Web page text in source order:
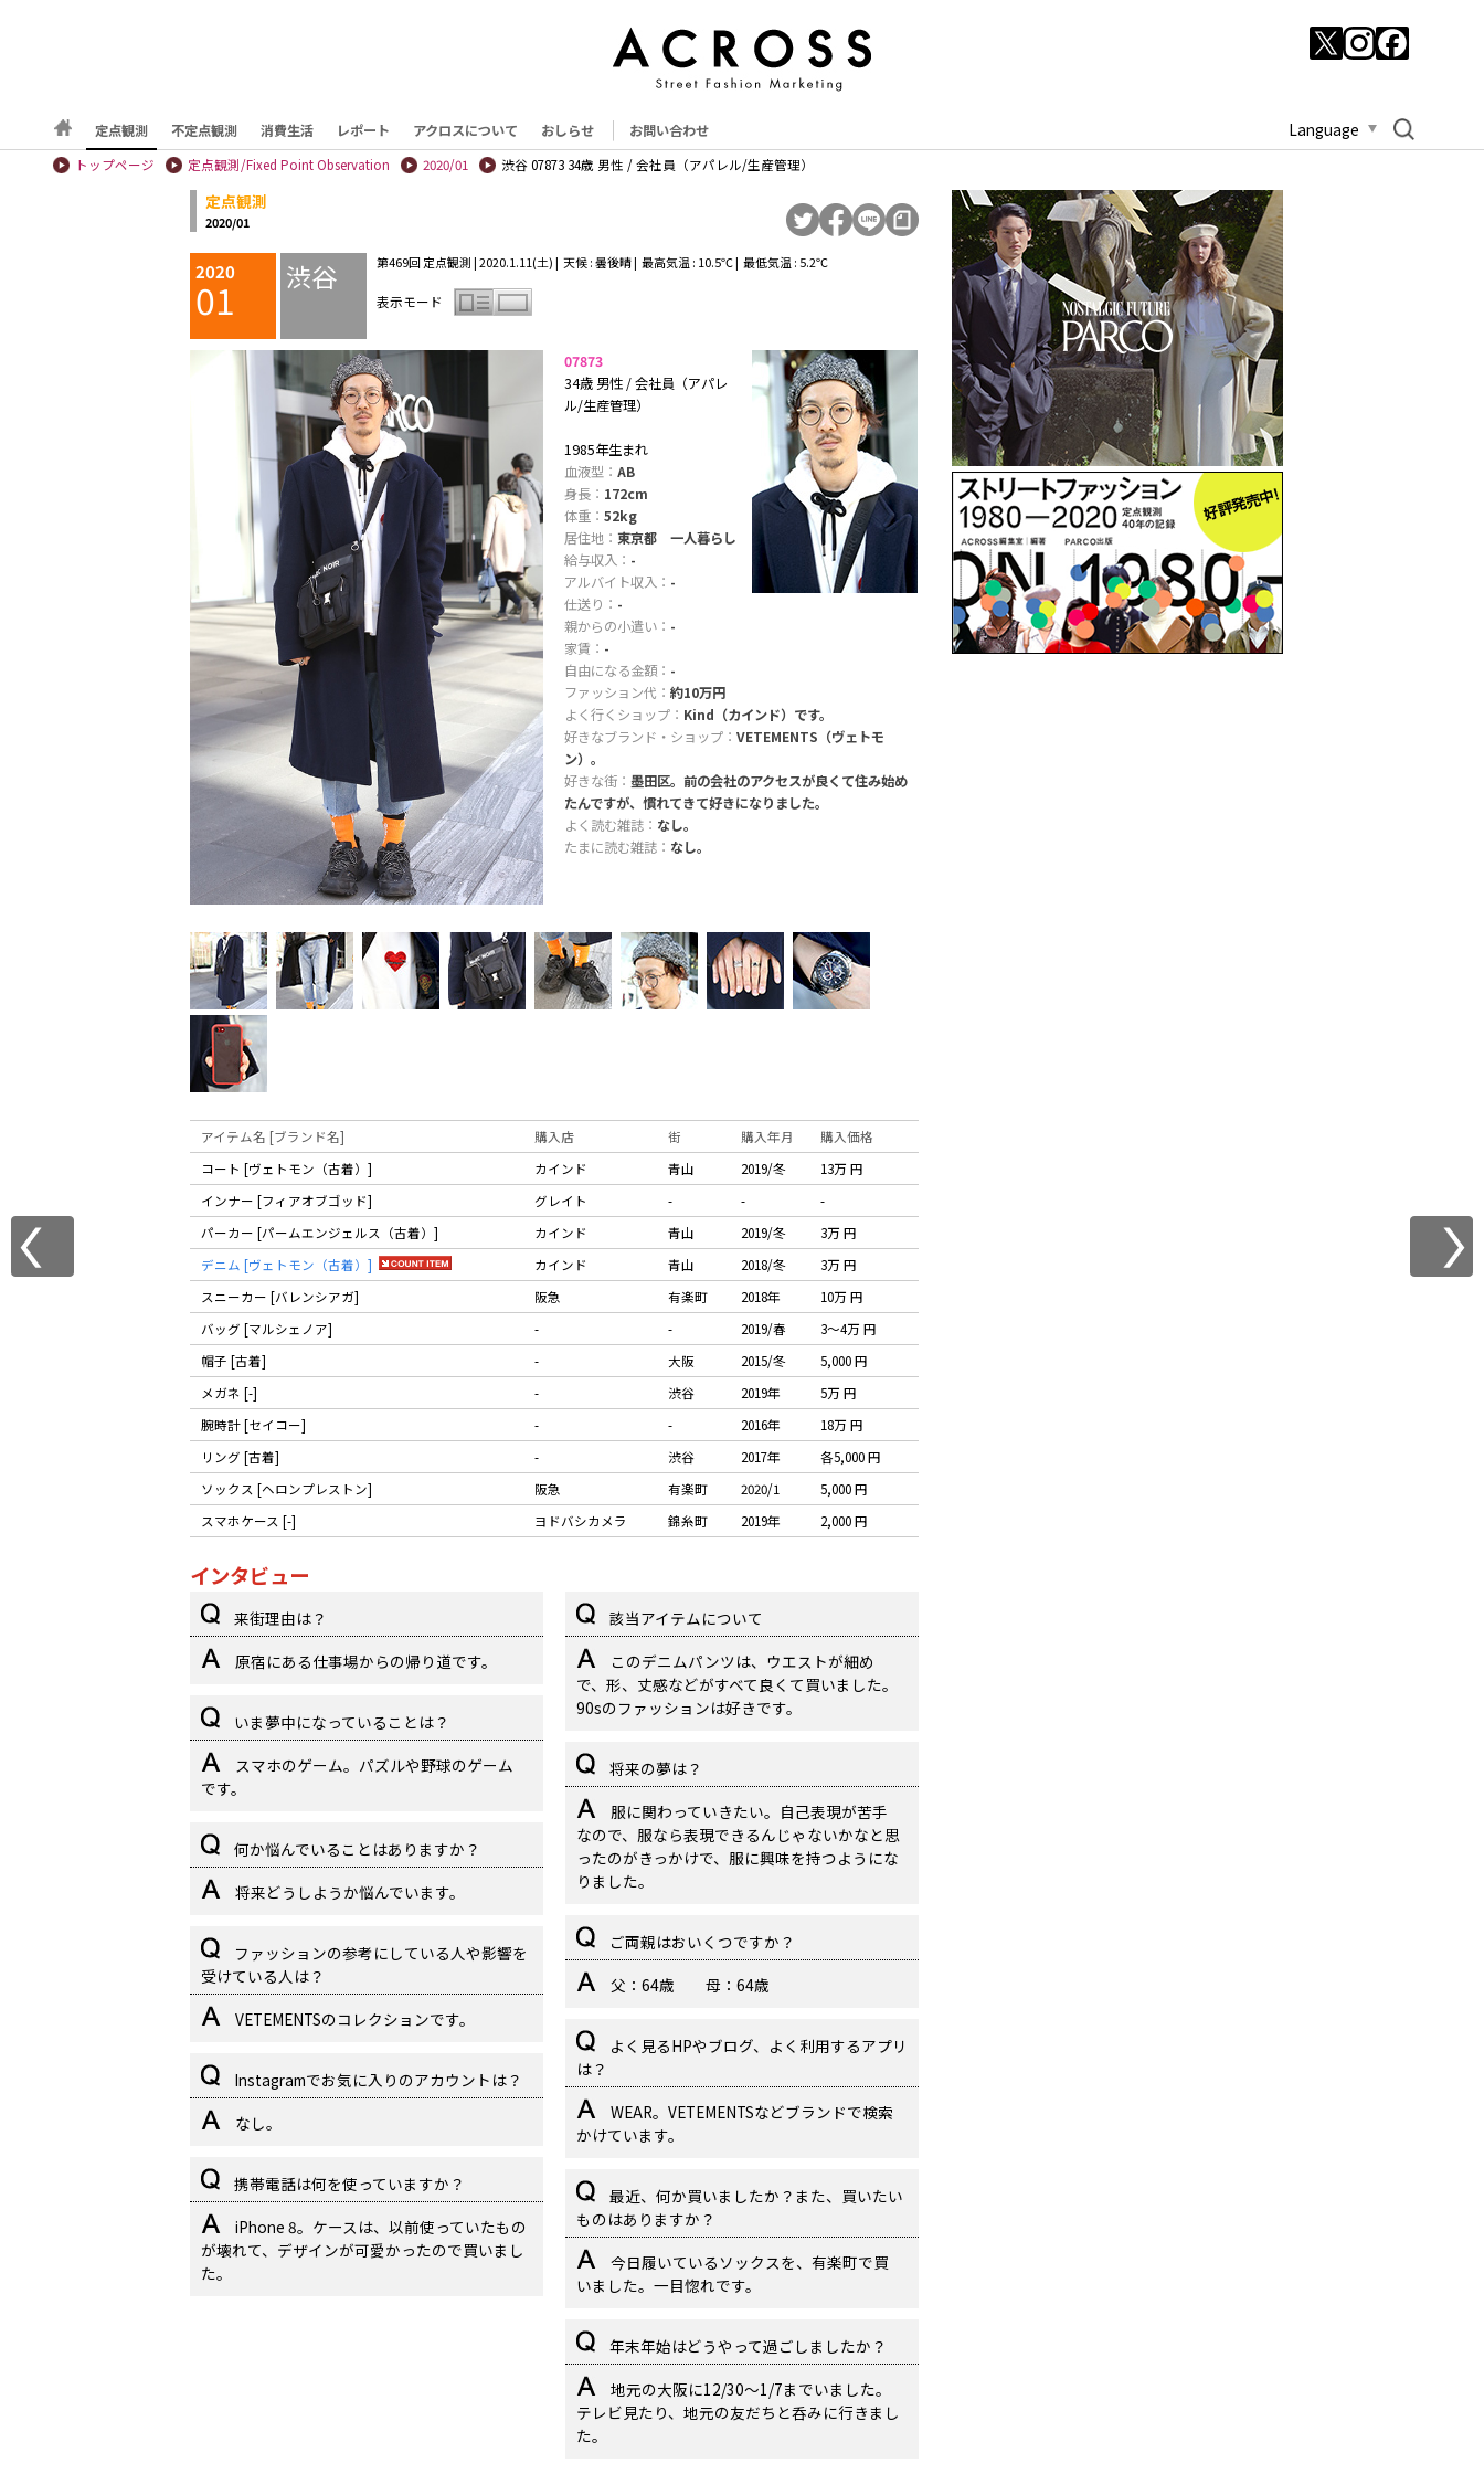
定点観測 不定点観測 消費生活 レポート アクロスについて おしらせ お問い合わせ Language
トップページ 定点観測/Fixed Point Observation 2020/01 渋谷 07873 34歳 男性 / 会社員（アパレル/生産管理）
定点観測
2020/01
2020
01 渋谷 第469回 定点観測 | 2020.1.11(土) | 天候 : 曇後晴 | 最高気温 : 10.5℃ | 最低気温 : 5.2℃
表示モード
07873
34歳 男性 / 会社員（アパレ
ル/生産管理）
1985年生まれ
血液型： AB
身長： 172cm
体重： 52kg
居住地： 東京都 一人暮らし
給与収入： -
アルバイト収入： -
仕送り： -
親からの小遣い： -
家賃： -
自由になる金額： -
ファッション代： 約10万円
よく行くショップ： Kind（カインド）です。
好きなブランド・ショップ： VETEMENTS（ヴェトモ
ン）。
好きな街： 墨田区。前の会社のアクセスが良くて住み始め
たんですが、慣れてきて好きになりました。
よく読む雑誌： なし。
たまに読む雑誌： なし。
アイテム名 [ブランド名] 購入店 街 購入年月
購入価格
コート [ヴェトモン（古着）]
カインド 青山 2019/冬
13万 円
インナー [フィアオブゴッド]
グレイト - -
-
パーカー [パームエンジェルス（古着）]
カインド 青山 2019/冬
3万 円
デニム [ヴェトモン（古着）]
カインド 青山 2018/冬
3万 円
スニーカー [バレンシアガ]
阪急 有楽町 2018年
10万 円
バッグ [マルシェノア]
- - 2019/春
3〜4万 円
帽子 [古着]
- 大阪 2015/冬
5,000 円
メガネ [-]
- 渋谷 2019年
5万 円
腕時計 [セイコー]
- - 2016年
18万 円
リング [古着]
- 渋谷 2017年
各5,000 円
ソックス [ヘロンプレストン]
阪急 有楽町 2020/1
5,000 円
スマホケース [-]
ヨドバシカメラ 錦糸町 2019年 2,000 円
インタビュー
来街理由は？
原宿にある仕事場からの帰り道です。
いま夢中になっていることは？
スマホのゲーム。パズルや野球のゲーム
です。
何か悩んでいることはありますか？
将来どうしようか悩んでいます。
ファッションの参考にしている人や影響を
受けている人は？
VETEMENTSのコレクションです。
Instagramでお気に入りのアカウントは？
なし。
携帯電話は何を使っていますか？
iPhone 8。ケースは、以前使っていたもの
が壊れて、デザインが可愛かったので買いまし
た。
該当アイテムについて
このデニムパンツは、ウエストが細め
で、形、丈感などがすべて良くて買いました。
90sのファッションは好きです。
将来の夢は？
服に関わっていきたい。自己表現が苦手
なので、服なら表現できるんじゃないかなと思
ったのがきっかけで、服に興味を持つようにな
りました。
ご両親はおいくつですか？
父：64歳 母：64歳
よく見るHPやブログ、よく利用するアプリ
は？
WEAR。VETEMENTSなどブランドで検索
かけています。
最近、何か買いましたか？また、買いたい
ものはありますか？
今日履いているソックスを、有楽町で買
いました。一目惚れです。
年末年始はどうやって過ごしましたか？
地元の大阪に12/30〜1/7までいました。
テレビ見たり、地元の友だちと呑みに行きまし
た。